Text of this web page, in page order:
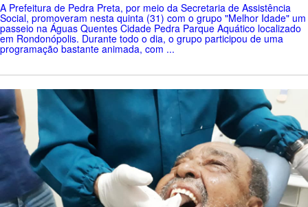
A Prefeitura de Pedra Preta, por meio da Secretaria de Assistência
Social, promoveram nesta quinta (31) com o grupo "Melhor Idade" um
passeio na Águas Quentes Cidade Pedra Parque Aquático localizado
em Rondonópolis. Durante todo o dia, o grupo participou de uma
programação bastante animada, com ...